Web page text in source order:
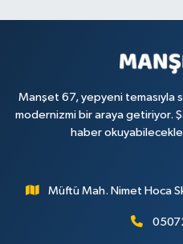
Manşet 67, yepyeni temasıyla
modernizmi bir araya getiriyor.
haber
Müftü Mah. Nimet Hoca